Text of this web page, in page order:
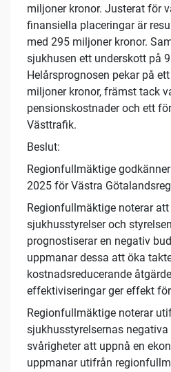
miljoner kronor. Justerat för
finansiella placeringar är
med 295 miljoner kronor.
sjukhusen ett underskott på
Helårsprognosen pekar på
miljoner kronor, främst tack
pensionskostnader och ett
Västtrafik.
Beslut:
Regionfullmäktige
2025 för Västra
Regionfullmäktige noterar
sjukhusstyrelser och
prognostiserar en negativ
uppmanar dessa att öka
kostnadsreducerande
effektiviseringar ger effekt
Regionfullmäktige noterar
sjukhusstyrelsernas
svårigheter att uppnå en
uppmanar utifrån